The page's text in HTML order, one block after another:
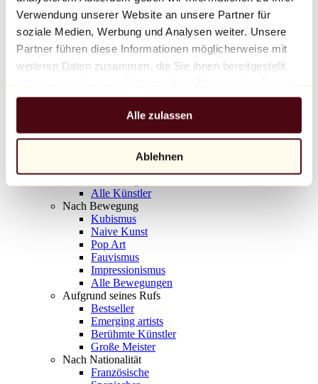
Verwendung unserer Website an unsere Partner für
soziale Medien, Werbung und Analysen weiter. Unsere
Partner führen diese Informationen möglicherweise mit
weiteren Daten zusammen, die Sie ihnen bereitgestellt
gesammelt haben.
Alle zulassen
Ablehnen
Balloon Dog (Orange)
Jeff Koons
10.000 €
Entdecken
Alle Bildhauer
Alle Fotografen
Alle Künstler
Nach Bewegung
Kubismus
Naive Kunst
Pop Art
Fauvismus
Impressionismus
Alle Bewegungen
Aufgrund seines Rufs
Bestseller
Emerging artists
Berühmte Künstler
Große Meister
Nach Nationalität
Französische